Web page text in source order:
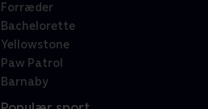
Forræder
Bachelorette
Yellowstone
Paw Patrol
Barnaby